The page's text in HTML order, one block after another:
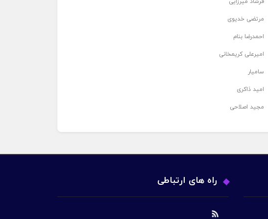
مرتضی خدیوی
احمدرضا بنام
امیرعلی کریمخانی
سامیار
امید ذاکری
مجید اصلاحی
راه های ارتباطی